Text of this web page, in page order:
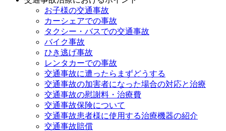
お子様の交通事故
カーシェアでの事故
タクシー・バスでの交通事故
バイク事故
ひき逃げ事故
レンタカーでの事故
交通事故に遭ったらまずどうする
交通事故の加害者になった場合の対応と治療
交通事故の慰謝料・治療費
交通事故保険について
交通事故患者様に使用する治療機器の紹介
交通事故賠償